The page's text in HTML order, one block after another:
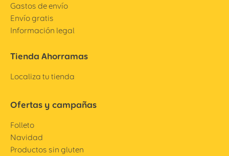
Gastos de envío
Envío gratis
Información legal
Tienda Ahorramas
Localiza tu tienda
Ofertas y campañas
Folleto
Navidad
Productos sin gluten